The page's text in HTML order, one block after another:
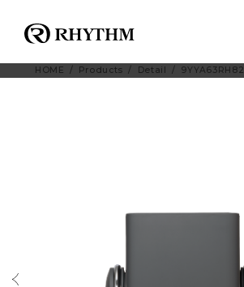
HOME Products Detail 9YYA63RH82